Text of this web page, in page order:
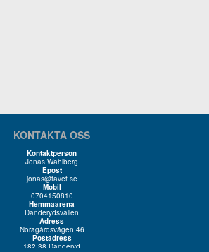
KONTAKTA OSS
Kontaktperson
Jonas Wahlberg
Epost
jonas@tavet.se
Mobil
0704150810
Hemmaarena
Danderydsvallen
Adress
Noragårdsvägen 46
Postadress
182 38 Danderyd